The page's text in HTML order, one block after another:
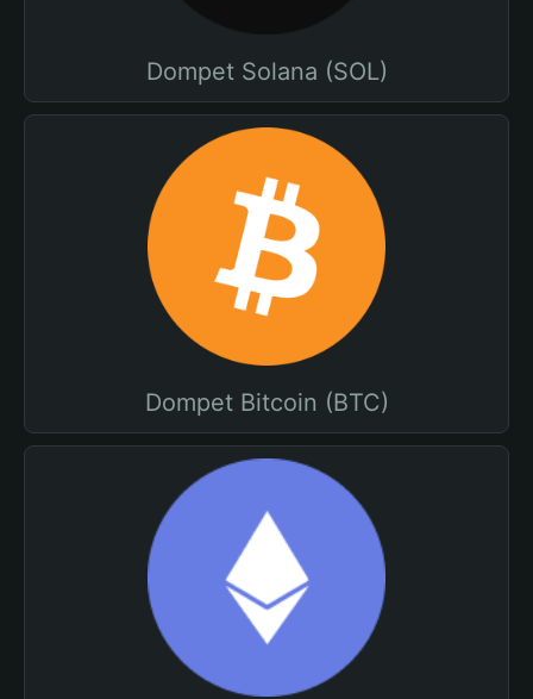
Dompet Solana (SOL)
Dompet Bitcoin (BTC)